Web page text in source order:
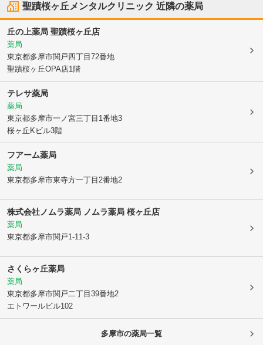
聖蹟桜ヶ丘メンタルクリニック 近隣の薬局
丘の上薬局 聖蹟桜ヶ丘店
薬局
東京都多摩市関戸四丁目72番地
聖蹟桜ヶ丘OPA店1階
テレサ薬局
薬局
東京都多摩市一ノ宮三丁目1番地3
桜ヶ丘Kビル3階
フアーム薬局
薬局
東京都多摩市東寺方一丁目2番地2
株式会社ノムラ薬局 ノムラ薬局 桜ヶ丘店
薬局
東京都多摩市関戸1-11-3
さくらヶ丘薬局
薬局
東京都多摩市関戸二丁目39番地2
エトワールビル102
多摩市の薬局一覧